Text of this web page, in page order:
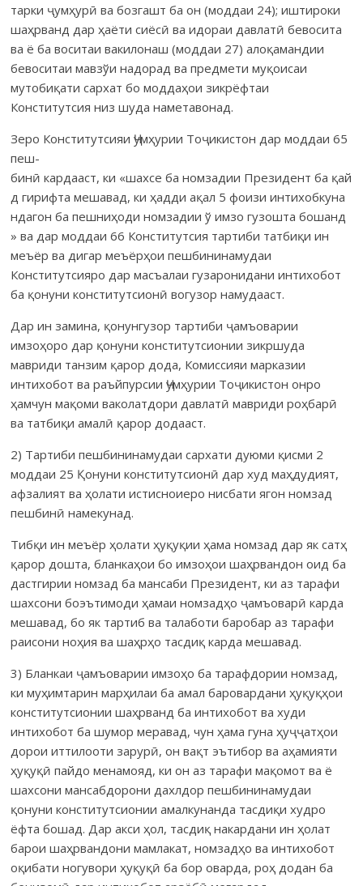
тарки ҷумҳурӣ ва бозгашт ба он (моддаи 24); иштироки
шаҳрванд дар ҳаёти сиёсӣ ва идораи давлатӣ бевосита
ва ё ба воситаи вакилонаш (моддаи 27) алоқамандии
бевоситаи мавзўи надорад ва предмети муқоисаи
мутобиқати сархат бо моддаҳои зикрёфтаи
Конститутсия низ шуда наметавонад.
Зеро Конститутсияи Ҷумҳурии Тоҷикистон дар моддаи 65
пеш­
бинӣ кардааст, ки «шахсе ба номзадии Президент ба қай
д гирифта мешавад, ки ҳадди ақал 5 фоизи интихобкуна
ндагон ба пешниҳоди номзадии ў имзо гузошта бошанд
» ва дар моддаи 66 Конститутсия тартиби татбиқи ин
меъёр ва дигар меъёрҳои пешбининамудаи
Конститутсияро дар масъалаи гузаронидани интихобот
ба қонуни конститутсионӣ вогузор намудааст.
Дар ин замина, қонунгузор тартиби ҷамъоварии
имзоҳоро дар қонуни конститутсионии зикршуда
мавриди танзим қарор дода, Комиссияи марказии
интихобот ва раъйпурсии Ҷумҳурии Тоҷикистон онро
ҳамчун мақоми ваколатдори давлатӣ мавриди роҳбарӣ
ва татбиқи амалӣ қарор додааст.
2) Тартиби пешбининамудаи сархати дуюми қисми 2
моддаи 25 Қонуни конститутсионӣ дар худ маҳдудият,
афзалият ва ҳолати истисноиеро нисбати ягон номзад
пешбинӣ намекунад.
Тибқи ин меъёр ҳолати ҳуқуқии ҳама номзад дар як сатҳ
қарор дошта, бланкаҳои бо имзоҳои шаҳрвандон оид ба
дастгирии номзад ба мансаби Президент, ки аз тарафи
шахсони боэътимоди ҳамаи номзадҳо ҷамъоварӣ карда
мешавад, бо як тартиб ва талаботи баробар аз тарафи
раисони ноҳия ва шаҳрҳо тасдиқ карда мешавад.
3) Бланкаи ҷамъоварии имзоҳо ба тарафдории номзад,
ки муҳимтарин марҳилаи ба амал баровардани ҳуқуқҳои
конститутсионии шаҳрванд ба интихобот ва худи
интихобот ба шумор меравад, чун ҳама гуна ҳуҷҷатҳои
дорои иттилооти зарурӣ, он вақт эътибор ва аҳамияти
ҳуқуқӣ пайдо менамояд, ки он аз тарафи мақомот ва ё
шахсони мансабдорони дахлдор пешбининамудаи
қонуни конститутсионии амалкунанда тасдиқи худро
ёфта бошад. Дар акси ҳол, тасдиқ накардани ин ҳолат
барои шаҳрвандони мамлакат, номзадҳо ва интихобот
оқибати ногувори ҳуқуқӣ ба бор оварда, роҳ додан ба